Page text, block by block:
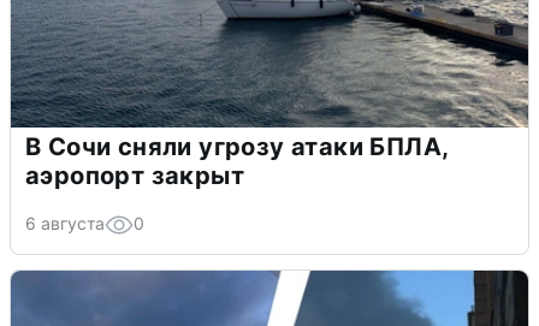
В Сочи сняли угрозу атаки БПЛА,
аэропорт закрыт
6 августа 0